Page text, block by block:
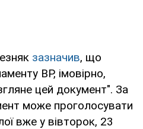
зазначив, що
ВР, імовірно,
цей документ". За
може проголосувати
вже у вівторок, 23